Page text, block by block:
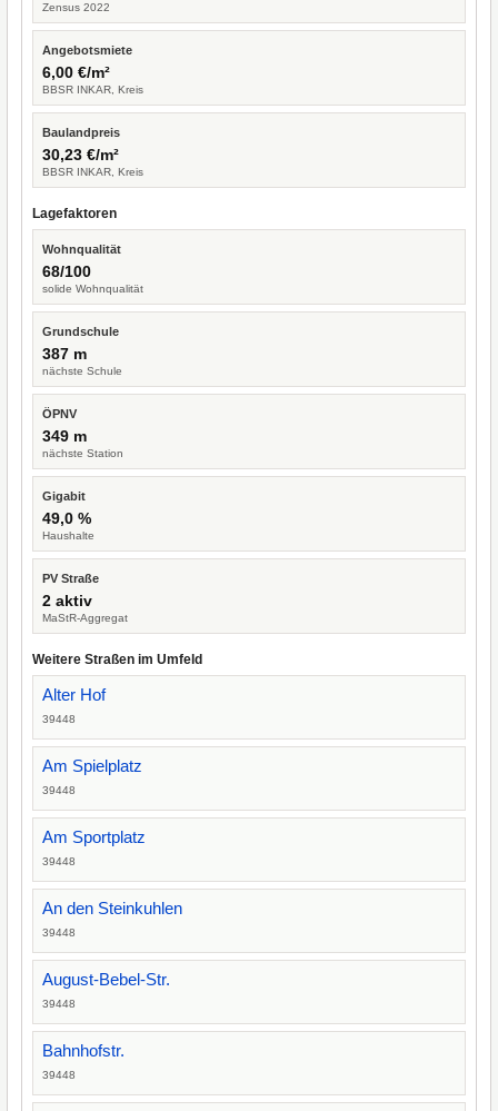
Zensus 2022
Angebotsmiete
6,00 €/m²
BBSR INKAR, Kreis
Baulandpreis
30,23 €/m²
BBSR INKAR, Kreis
Lagefaktoren
Wohnqualität
68/100
solide Wohnqualität
Grundschule
387 m
nächste Schule
ÖPNV
349 m
nächste Station
Gigabit
49,0 %
Haushalte
PV Straße
2 aktiv
MaStR-Aggregat
Weitere Straßen im Umfeld
Alter Hof
39448
Am Spielplatz
39448
Am Sportplatz
39448
An den Steinkuhlen
39448
August-Bebel-Str.
39448
Bahnhofstr.
39448